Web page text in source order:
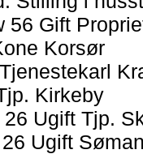
56 Gift
Korsør
Kirkeby
Ugift Tjp.
Ugift